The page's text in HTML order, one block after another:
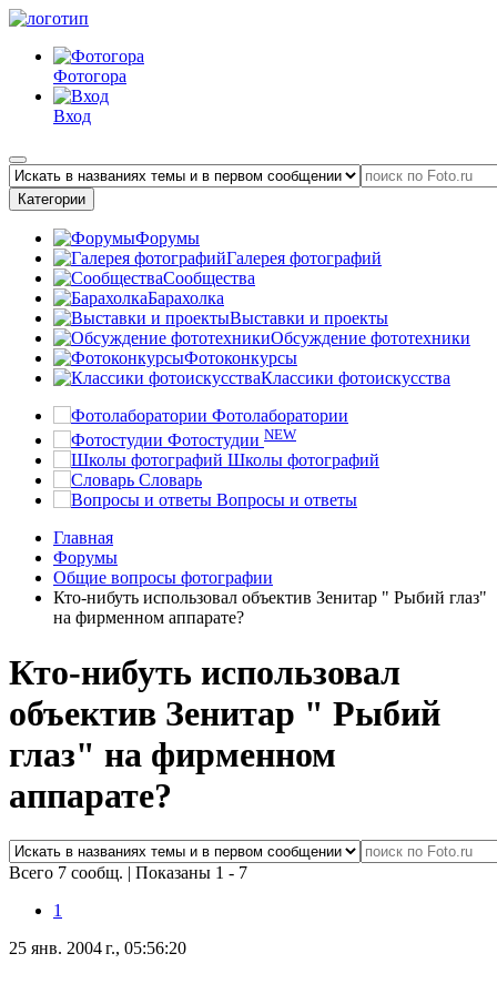
Фотогора
Вход
Категории
Форумы
Галерея фотографий
Сообщества
Барахолка
Выставки и проекты
Обсуждение фототехники
Фотоконкурсы
Классики фотоискусства
Фотолаборатории
Фотостудии NEW
Школы фотографий
Словарь
Вопросы и ответы
Главная
Форумы
Общие вопросы фотографии
Кто-нибуть использовал объектив Зенитар " Рыбий глаз"
на фирменном аппарате?
Кто-нибуть использовал
объектив Зенитар " Рыбий
глаз" на фирменном
аппарате?
Всего 7 сообщ. | Показаны 1 - 7
1
25 янв. 2004 г., 05:56:20